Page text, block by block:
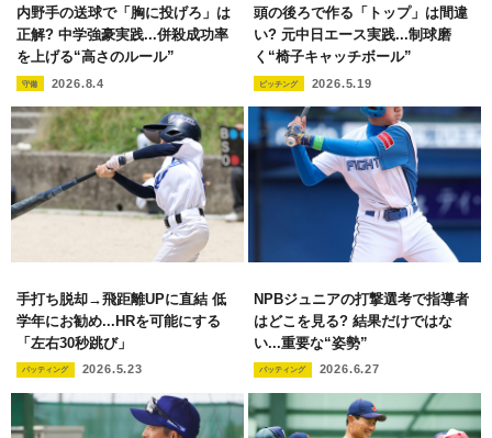
内野手の送球で「胸に投げろ」は
正解? 中学強豪実践...併殺成功率
を上げる“高さのルール”
守備 2026.8.4
頭の後ろで作る「トップ」は間違
い? 元中日エース実践...制球磨
く“椅子キャッチボール”
ピッチング 2026.5.19
手打ち脱却→飛距離UPに直結 低
学年にお勧め...HRを可能にする
「左右30秒跳び」
バッティング 2026.5.23
NPBジュニアの打撃選考で指導者
はどこを見る? 結果だけではな
い...重要な“姿勢”
バッティング 2026.6.27